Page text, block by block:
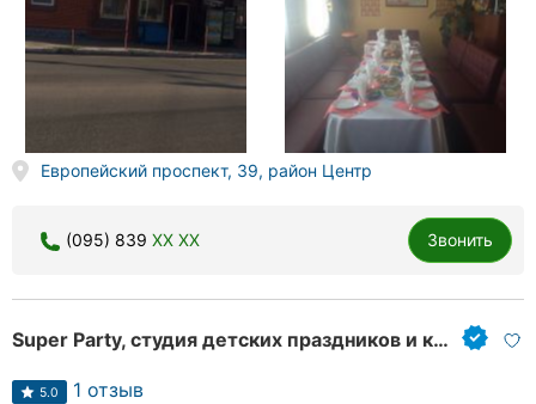
Европейский проспект, 39, район Центр
(095) 839 XX XX Звонить
Super Party, студия детских праздников и костюмов
5.0 1 отзыв